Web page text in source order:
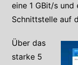
eine 1 GBit/s
Schnittstelle auf
Über das
starke 5